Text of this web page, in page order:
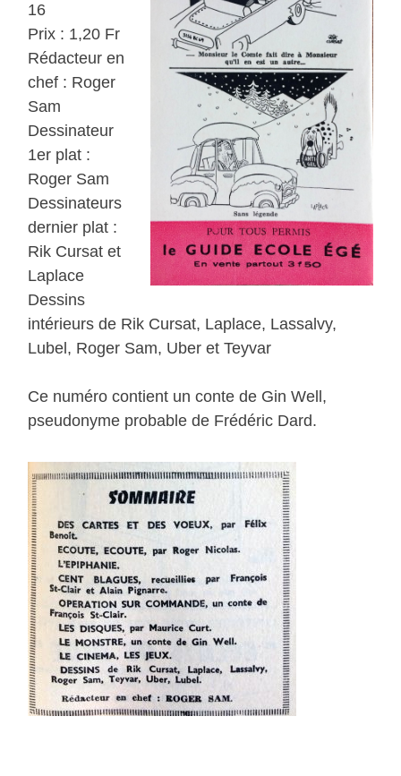
16
Prix : 1,20 Fr
Rédacteur en
chef : Roger
Sam
Dessinateur
1er plat :
Roger Sam
Dessinateurs
dernier plat :
Rik Cursat et
Laplace
Dessins
intérieurs de Rik Cursat, Laplace, Lassalvy,
Lubel, Roger Sam, Uber et Teyvar
Ce numéro contient un conte de Gin Well,
pseudonyme probable de Frédéric Dard.